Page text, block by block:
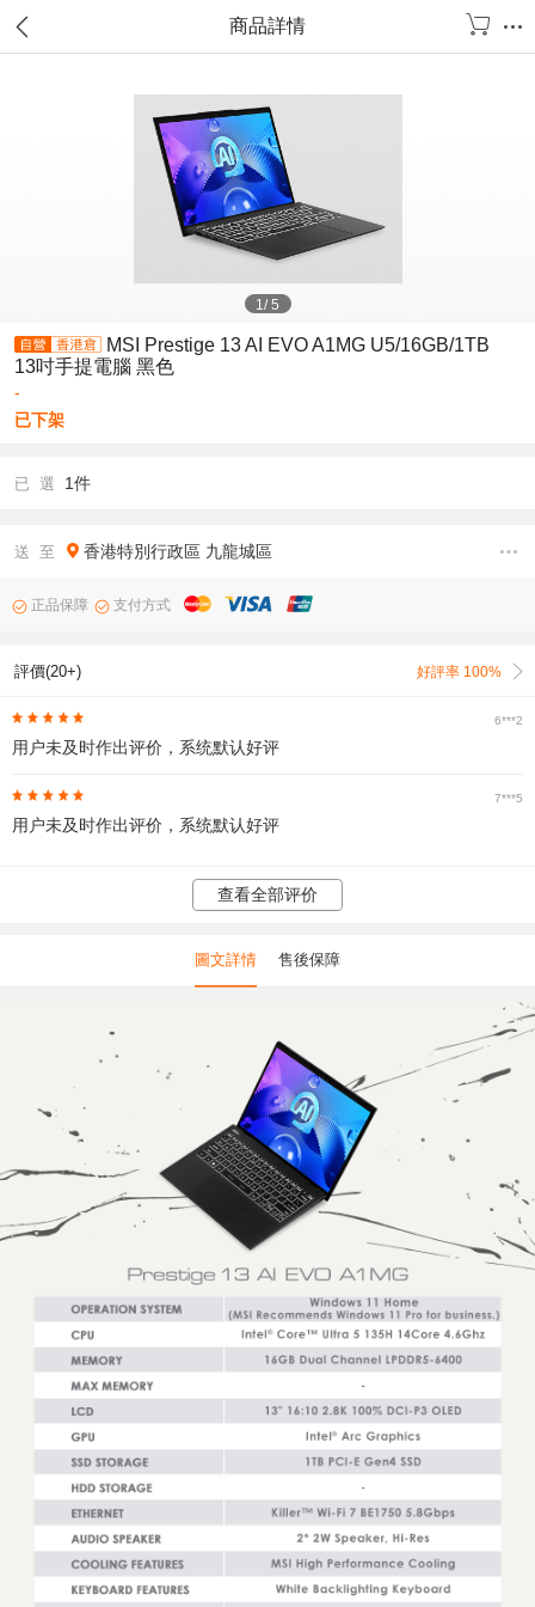
商品詳情
1/5
MSI Prestige 13 AI EVO A1MG U5/16GB/1TB
13吋手提電腦 黑色
-
已下架
已 選 1件
送 至 香港特別行政區 九龍城區
正品保障 支付方式
評價(20+) 好評率 100%
6***2
用户未及时作出评价，系统默认好评
7***5
用户未及时作出评价，系统默认好评
查看全部评价
圖文詳情 售後保障